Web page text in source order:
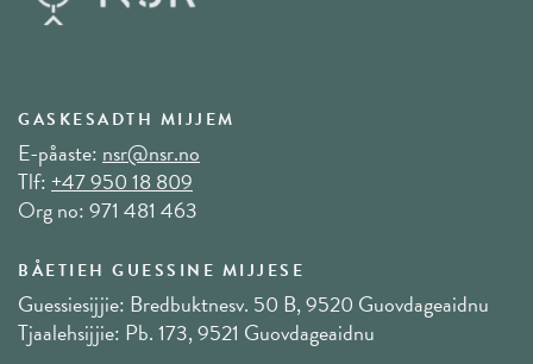
GASKESADTH MIJJEM
E-påaste: nsr@nsr.no
Tlf:+47 950 18 809
Org no: 971 481 463
BÅETIEH GUESSINE MIJJESE
Guessiesijjie: Bredbuktnesv. 50 B, 9520 Guovdageaidnu
Tjaalehsijjie: Pb. 173, 9521 Guovdageaidnu